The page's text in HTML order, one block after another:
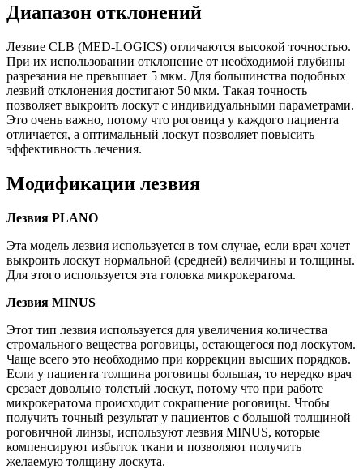
Диапазон отклонений
Лезвие CLB (MED-LOGICS) отличаются высокой точностью.
При их использовании отклонение от необходимой глубины
разрезания не превышает 5 мкм. Для большинства подобных
лезвий отклонения достигают 50 мкм. Такая точность
позволяет выкроить лоскут с индивидуальными параметрами.
Это очень важно, потому что роговица у каждого пациента
отличается, а оптимальный лоскут позволяет повысить
эффективность лечения.
Модификации лезвия
Лезвия PLANO
Эта модель лезвия используется в том случае, если врач хочет
выкроить лоскут нормальной (средней) величины и толщины.
Для этого используется эта головка микрокератома.
Лезвия MINUS
Этот тип лезвия используется для увеличения количества
стромального вещества роговицы, остающегося под лоскутом.
Чаще всего это необходимо при коррекции высших порядков.
Если у пациента толщина роговицы большая, то нередко врач
срезает довольно толстый лоскут, потому что при работе
микрокератома происходит сокращение роговицы. Чтобы
получить точный результат у пациентов с большой толщиной
роговичной линзы, используют лезвия MINUS, которые
компенсируют избыток ткани и позволяют получить
желаемую толщину лоскута.